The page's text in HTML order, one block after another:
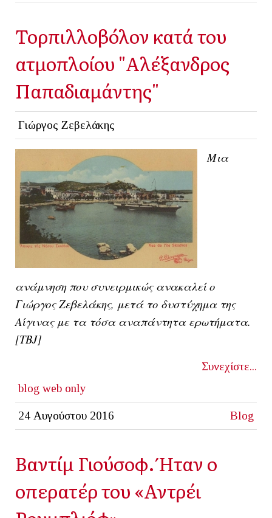
Τορπιλλοβόλον κατά του
ατμοπλοίου "Αλέξανδρος
Παπαδιαμάντης"
Γιώργος Ζεβελάκης
Μια
ανάμνηση που συνειρμικώς ανακαλεί ο
Γιώργος Ζεβελάκης, μετά το δυστύχημα της
Αίγινας με τα τόσα αναπάντητα ερωτήματα.
[ΤΒJ]
Συνεχίστε...
blog web only
24 Αυγούστου 2016 Blog
Βαντίμ Γιούσοφ. Ήταν ο
οπερατέρ του «Αντρέι